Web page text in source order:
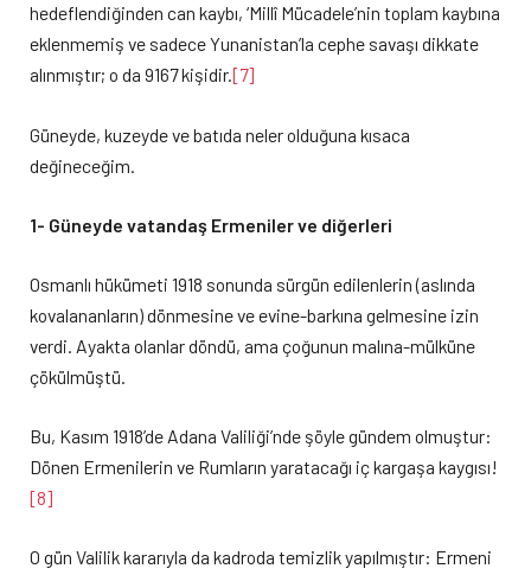
hedeflendiğinden can kaybı, ‘Millî Mücadele’nin toplam kaybına
eklenmemiş ve sadece Yunanistan’la cephe savaşı dikkate
alınmıştır; o da 9167 kişidir.[7]
Güneyde, kuzeyde ve batıda neler olduğuna kısaca
değineceğim.
1- Güneyde vatandaş Ermeniler ve diğerleri
Osmanlı hükümeti 1918 sonunda sürgün edilenlerin (aslında
kovalananların) dönmesine ve evine-barkına gelmesine izin
verdi. Ayakta olanlar döndü, ama çoğunun malına-mülküne
çökülmüştü.
Bu, Kasım 1918’de Adana Valiliği’nde şöyle gündem olmuştur:
Dönen Ermenilerin ve Rumların yaratacağı iç kargaşa kaygısı!
[8]
O gün Valilik kararıyla da kadroda temizlik yapılmıştır: Ermeni